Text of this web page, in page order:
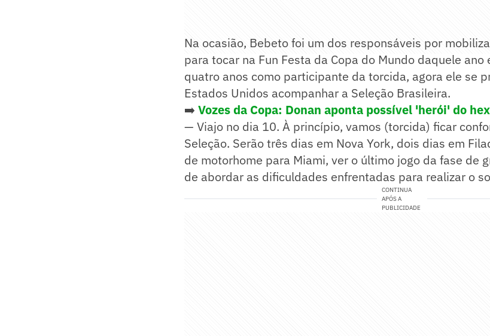
Na ocasião, Bebeto foi um dos responsáveis por
para tocar na Fun Festa da Copa do Mundo daquele ano
quatro anos como participante da torcida, agora ele se
Estados Unidos acompanhar a Seleção Brasileira.
➡️ Vozes da Copa: Donan aponta possível 'herói' do
— Viajo no dia 10. À princípio, vamos (torcida) ficar
Seleção. Serão três dias em Nova York, dois dias em
de motorhome para Miami, ver o último jogo da fase de
de abordar as dificuldades enfrentadas para realizar o
CONTINUA
APÓS A
PUBLICIDADE